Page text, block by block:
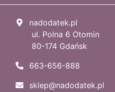
nadodatek.pl
ul. Polna 6 Otomin
80-174 Gdańsk
663-656-888
sklep@nadodatek.pl